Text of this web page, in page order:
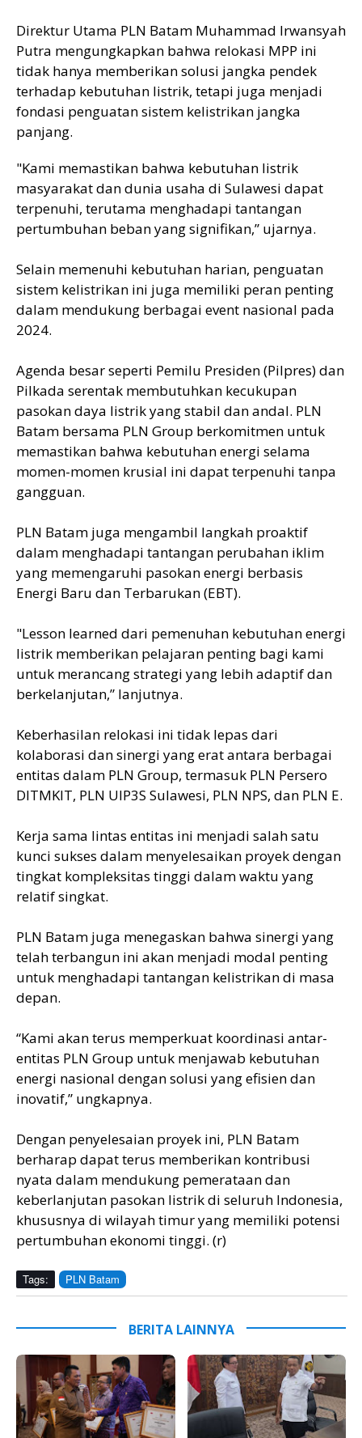
Direktur Utama PLN Batam Muhammad Irwansyah
Putra mengungkapkan bahwa relokasi MPP ini
tidak hanya memberikan solusi jangka pendek
terhadap kebutuhan listrik, tetapi juga menjadi
fondasi penguatan sistem kelistrikan jangka
panjang.
"Kami memastikan bahwa kebutuhan listrik
masyarakat dan dunia usaha di Sulawesi dapat
terpenuhi, terutama menghadapi tantangan
pertumbuhan beban yang signifikan,” ujarnya.
Selain memenuhi kebutuhan harian, penguatan
sistem kelistrikan ini juga memiliki peran penting
dalam mendukung berbagai event nasional pada
2024.
Agenda besar seperti Pemilu Presiden (Pilpres) dan
Pilkada serentak membutuhkan kecukupan
pasokan daya listrik yang stabil dan andal. PLN
Batam bersama PLN Group berkomitmen untuk
memastikan bahwa kebutuhan energi selama
momen-momen krusial ini dapat terpenuhi tanpa
gangguan.
PLN Batam juga mengambil langkah proaktif
dalam menghadapi tantangan perubahan iklim
yang memengaruhi pasokan energi berbasis
Energi Baru dan Terbarukan (EBT).
"Lesson learned dari pemenuhan kebutuhan energi
listrik memberikan pelajaran penting bagi kami
untuk merancang strategi yang lebih adaptif dan
berkelanjutan,” lanjutnya.
Keberhasilan relokasi ini tidak lepas dari
kolaborasi dan sinergi yang erat antara berbagai
entitas dalam PLN Group, termasuk PLN Persero
DITMKIT, PLN UIP3S Sulawesi, PLN NPS, dan PLN E.
Kerja sama lintas entitas ini menjadi salah satu
kunci sukses dalam menyelesaikan proyek dengan
tingkat kompleksitas tinggi dalam waktu yang
relatif singkat.
PLN Batam juga menegaskan bahwa sinergi yang
telah terbangun ini akan menjadi modal penting
untuk menghadapi tantangan kelistrikan di masa
depan.
“Kami akan terus memperkuat koordinasi antar-
entitas PLN Group untuk menjawab kebutuhan
energi nasional dengan solusi yang efisien dan
inovatif,” ungkapnya.
Dengan penyelesaian proyek ini, PLN Batam
berharap dapat terus memberikan kontribusi
nyata dalam mendukung pemerataan dan
keberlanjutan pasokan listrik di seluruh Indonesia,
khususnya di wilayah timur yang memiliki potensi
pertumbuhan ekonomi tinggi. (r)
Tags: PLN Batam
BERITA LAINNYA